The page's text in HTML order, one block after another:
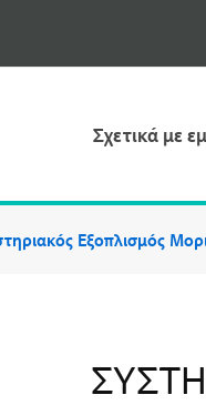
Σχετικά με
Εξοπλισμός